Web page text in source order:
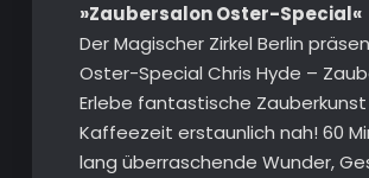
»Zaubersalon Oster-Special«
Der Magischer Zirkel Berlin
Oster-Special Chris Hyde –
Erlebe fantastische Zauberkunst
Kaffeezeit erstaunlich nah! 60
lang überraschende Wunder,